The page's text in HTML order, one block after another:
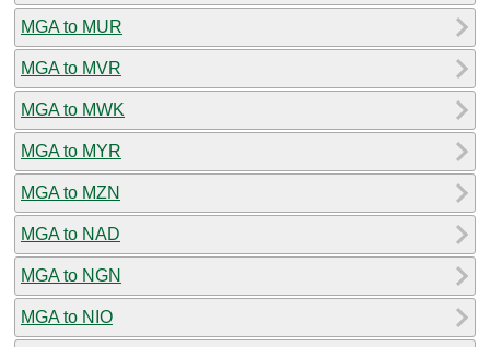
MGA to MUR
MGA to MVR
MGA to MWK
MGA to MYR
MGA to MZN
MGA to NAD
MGA to NGN
MGA to NIO